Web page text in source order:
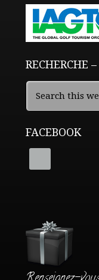
RECHERCHE
FACEBOOK